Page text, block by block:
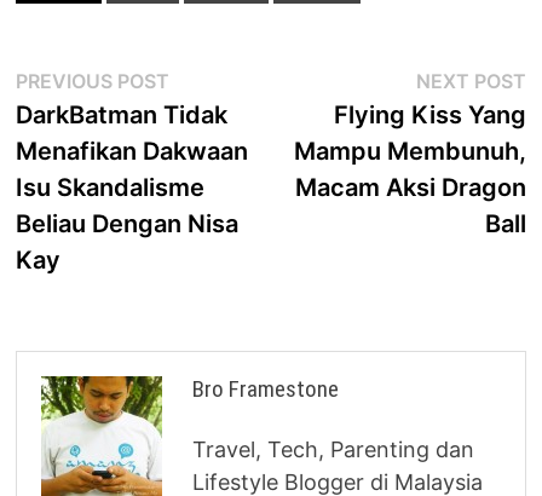
Post
navigation
PREVIOUS POST
post:
DarkBatman Tidak
Menafikan Dakwaan
Isu Skandalisme
Beliau Dengan Nisa
Kay
NEXT POST
Flying Kiss Yang
Mampu Membunuh,
Macam Aksi Dragon
Ball
Bro Framestone
Travel, Tech, Parenting dan
Lifestyle Blogger di Malaysia